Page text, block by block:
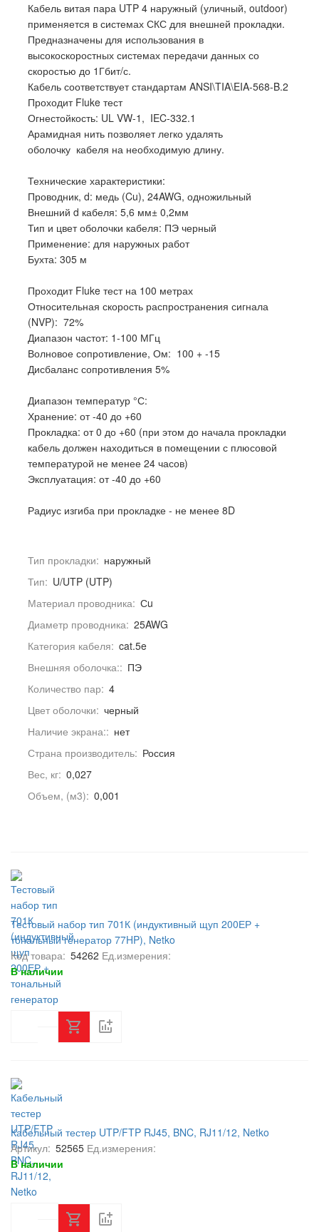
Кабель витая пара UTP 4 наружный (уличный, outdoor)
применяется в системах СКС для внешней прокладки.
Предназначены для использования в
высокоскоростных системах передачи данных со
скоростью до 1Гбит/с.
Кабель соответствует стандартам ANSI\TIA\EIA-568-B.2
Проходит Fluke тест
Огнестойкость: UL VW-1, IEC-332.1
Арамидная нить позволяет легко удалять
оболочку кабеля на необходимую длину.
Технические характеристики:
Проводник, d: медь (Cu), 24AWG, одножильный
Внешний d кабеля: 5,6 мм± 0,2мм
Тип и цвет оболочки кабеля: ПЭ черный
Применение: для наружных работ
Бухта: 305 м
Проходит Fluke тест на 100 метрах
Относительная скорость распространения сигнала
(NVP): 72%
Диапазон частот: 1-100 МГц
Волновое сопротивление, Ом: 100 + -15
Дисбаланс сопротивления 5%
Диапазон температур °С:
Хранение: от -40 до +60
Прокладка: от 0 до +60 (при этом до начала прокладки
кабель должен находиться в помещении с плюсовой
температурой не менее 24 часов)
Эксплуатация: от -40 до +60
Радиус изгиба при прокладке - не менее 8D
Тип прокладки: наружный
Тип: U/UTP (UTP)
Материал проводника: Сu
Диаметр проводника: 25AWG
Категория кабеля: cat.5e
Внешняя оболочка:: ПЭ
Количество пар: 4
Цвет оболочки: черный
Наличие экрана:: нет
Страна производитель: Россия
Вес, кг: 0,027
Объем, (м3): 0,001
Тестовый набор тип 701К (индуктивный щуп 200ЕР +
тональный генератор 77HP), Netko
Код товара: 54262 Ед.измерения:
В наличии
Кабельный тестер UTP/FTP RJ45, BNC, RJ11/12, Netko
Артикул: 52565 Ед.измерения:
В наличии